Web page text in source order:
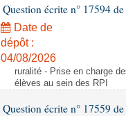
Question écrite n° 17594
Date de
dépôt :
04/08/2026
ruralité - Prise en charge
élèves au sein des RPI
Question écrite n° 17559